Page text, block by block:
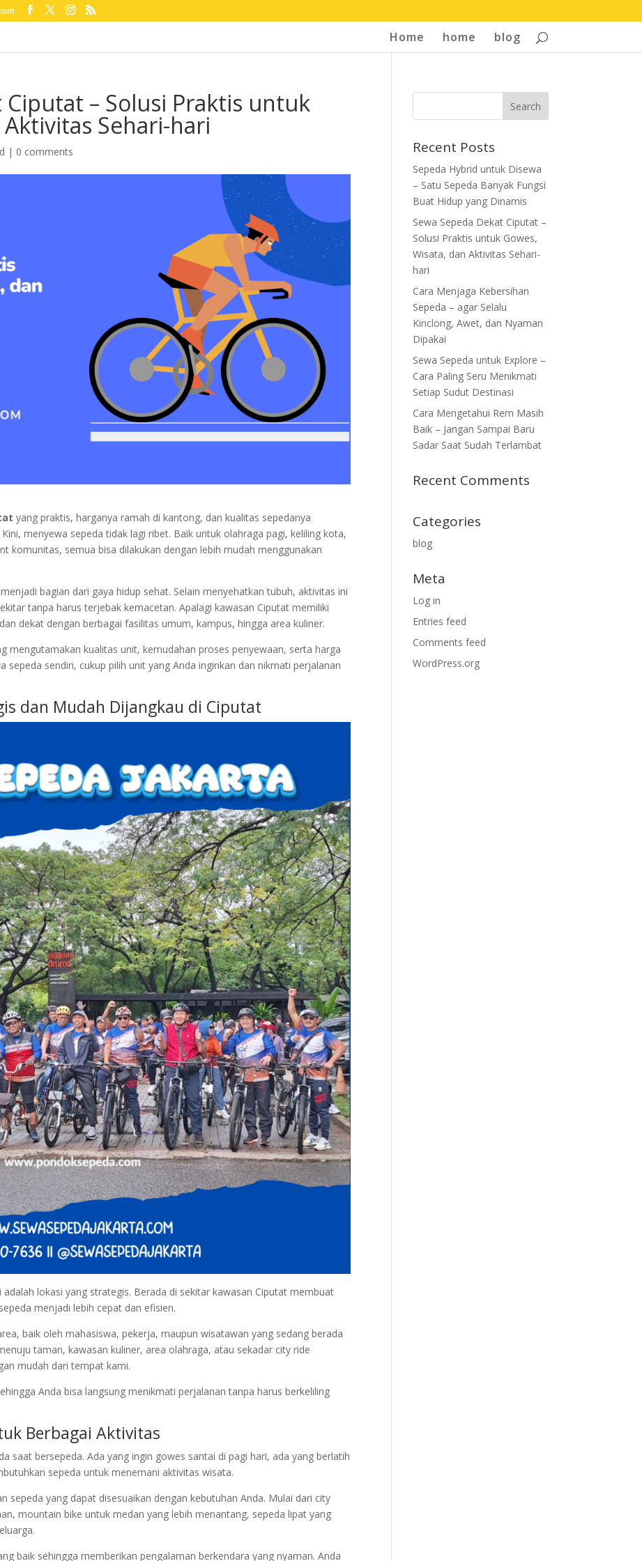
Home home blog
Ciputat – Solusi Praktis untuk
Sehari-hari
| 0 comments
yang praktis, harganya ramah di kantong, dan kualitas sepedanya
menyewa sepeda tidak lagi ribet. Baik untuk olahraga pagi, keliling kota,
komunitas, semua bisa dilakukan dengan lebih mudah menggunakan
bagian dari gaya hidup sehat. Selain menyehatkan tubuh, aktivitas ini
tanpa harus terjebak kemacetan. Apalagi kawasan Ciputat memiliki
dekat dengan berbagai fasilitas umum, kampus, hingga area kuliner.
mengutamakan kualitas unit, kemudahan proses penyewaan, serta harga
sendiri, cukup pilih unit yang Anda inginkan dan nikmati perjalanan
dan Mudah Dijangkau di Ciputat
lokasi yang strategis. Berada di sekitar kawasan Ciputat membuat
menjadi lebih cepat dan efisien.
baik oleh mahasiswa, pekerja, maupun wisatawan yang sedang berada
taman, kawasan kuliner, area olahraga, atau sekadar city ride
mudah dari tempat kami.
Anda bisa langsung menikmati perjalanan tanpa harus berkeliling
Berbagai Aktivitas
saat bersepeda. Ada yang ingin gowes santai di pagi hari, ada yang berlatih
sepeda untuk menemani aktivitas wisata.
sepeda yang dapat disesuaikan dengan kebutuhan Anda. Mulai dari city
mountain bike untuk medan yang lebih menantang, sepeda lipat yang
baik sehingga memberikan pengalaman berkendara yang nyaman. Anda
Recent Posts
Sepeda Hybrid untuk Disewa
– Satu Sepeda Banyak Fungsi
Buat Hidup yang Dinamis
Sewa Sepeda Dekat Ciputat –
Solusi Praktis untuk Gowes,
Wisata, dan Aktivitas Sehari-
hari
Cara Menjaga Kebersihan
Sepeda – agar Selalu
Kinclong, Awet, dan Nyaman
Dipakai
Sewa Sepeda untuk Explore –
Cara Paling Seru Menikmati
Setiap Sudut Destinasi
Cara Mengetahui Rem Masih
Baik – Jangan Sampai Baru
Sadar Saat Sudah Terlambat
Recent Comments
Categories
blog
Meta
Log in
Entries feed
Comments feed
WordPress.org